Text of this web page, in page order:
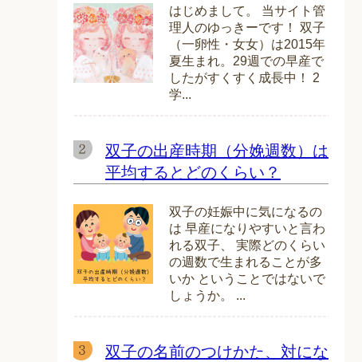
はじめまして。 当サイト管
理人のゆっきーです！ 双子
（一卵性・女女）は2015年
夏生まれ。29週での早産で
したがすくすく成長中！ 2
学...
双子の出産時期（分娩週数）は
平均するとどのくらい？
双子の妊娠中に気になるの
は 早産になりやすいと言わ
れる双子、 実際どのくらい
の週数で生まれることが多
いか ということではないで
しょうか。 ...
双子の名前のつけかた、対にな